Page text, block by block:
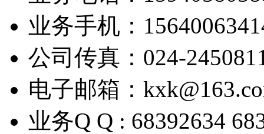
业务手机：
公司传真：024-
电子邮箱：
业务Q Q : 68392634